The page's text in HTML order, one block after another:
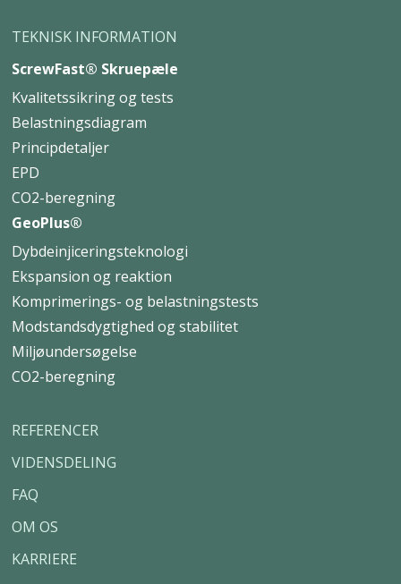
TEKNISK INFORMATION
ScrewFast® Skruepæle
Kvalitetssikring og tests
Belastningsdiagram
Principdetaljer
EPD
CO2-beregning
GeoPlus®
Dybdeinjiceringsteknologi
Ekspansion og reaktion
Komprimerings- og belastningstests
Modstandsdygtighed og stabilitet
Miljøundersøgelse
CO2-beregning
REFERENCER
VIDENSDELING
FAQ
OM OS
KARRIERE